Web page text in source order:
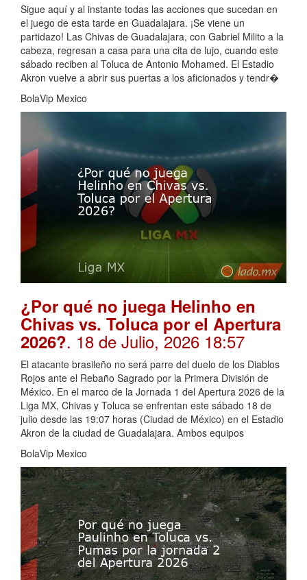
Sigue aquí y al instante todas las acciones que sucedan en
el juego de esta tarde en Guadalajara. ¡Se viene un
partidazo! Las Chivas de Guadalajara, con Gabriel Milito a la
cabeza, regresan a casa para una cita de lujo, cuando este
sábado reciben al Toluca de Antonio Mohamed. El Estadio
Akron vuelve a abrir sus puertas a los aficionados y tendr�
BolaVip Mexico
¿Por qué no juega Helinho en
Chivas vs. Toluca por el Apertura
2026?. 18 de Julio, 2026 18:57
El atacante brasileño no será parre del duelo de los Diablos
Rojos ante el Rebaño Sagrado por la Primera División de
México. En el marco de la Jornada 1 del Apertura 2026 de la
Liga MX, Chivas y Toluca se enfrentan este sábado 18 de
julio desde las 19:07 horas (Ciudad de México) en el Estadio
Akron de la ciudad de Guadalajara. Ambos equipos
BolaVip Mexico